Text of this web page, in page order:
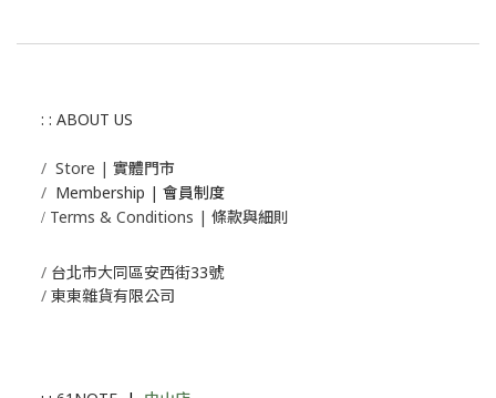
: : ABOUT US
/ Store | 實體門市
/ Membership | 會員制度
/ Terms & Conditions | 條款與細則
/ 台北市大同區安西街33號
/ 東東雜貨有限公司